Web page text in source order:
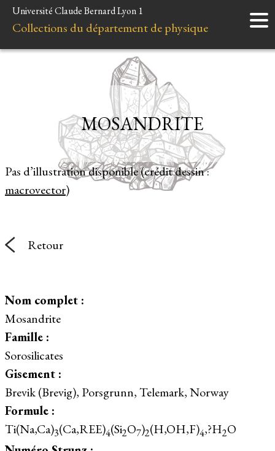
Accueil
Instruments
Liens et ressources
Université Claude Bernard Lyon 1
Collections du département de physique
Pas d’illustration disponible (crédit dessin :
macrovector)
MOSANDRITE
Retour
Nom complet :
Mosandrite
Famille :
Sorosilicates
Gisement :
Brevik (Brevig), Porsgrunn, Telemark, Norway
Formule :
Ti(Na,Ca)3(Ca,REE)4(Si2O7)2(H,OH,F)4,?H2O